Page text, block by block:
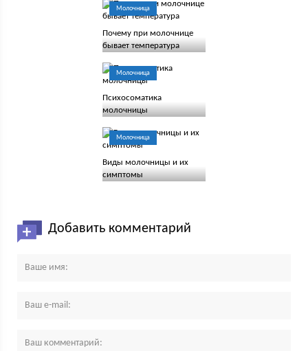
Молочница
Почему при молочнице
бывает температура
Молочница
Психосоматика
молочницы
Молочница
Виды молочницы и их
симптомы
Добавить комментарий